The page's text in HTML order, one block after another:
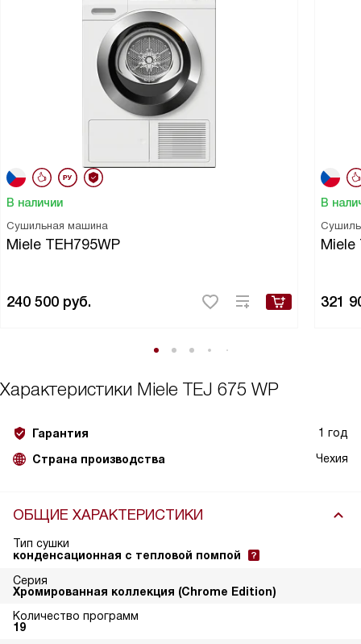
В наличии
Сушильная машина
Miele TEH795WP
240 500 руб.
В
Miele
321
Характеристики Miele TEJ 675 WP
Гарантия 1 год
Страна производства Чехия
ОБЩИЕ ХАРАКТЕРИСТИКИ
Тип сушки
конденсационная с тепловой помпой
Серия
Хромированная коллекция (Chrome Edition)
Количество программ
19